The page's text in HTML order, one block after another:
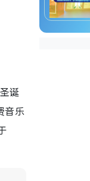
诞
音乐
天市集
圣诞好